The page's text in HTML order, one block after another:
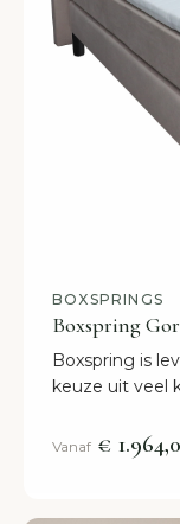
BOXSPRINGS
Boxspring
Boxspring is
keuze uit veel
winkel.
Vanaf €